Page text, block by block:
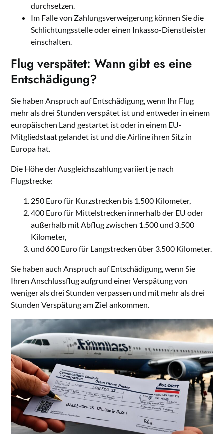
durchsetzen.
Im Falle von Zahlungsverweigerung können Sie die
Schlichtungsstelle oder einen Inkasso-Dienstleister
einschalten.
Flug verspätet: Wann gibt es eine
Entschädigung?
Sie haben Anspruch auf Entschädigung, wenn Ihr Flug
mehr als drei Stunden verspätet ist und entweder in einem
europäischen Land gestartet ist oder in einem EU-
Mitgliedstaat gelandet ist und die Airline ihren Sitz in
Europa hat.
Die Höhe der Ausgleichszahlung variiert je nach
Flugstrecke:
250 Euro für Kurzstrecken bis 1.500 Kilometer,
400 Euro für Mittelstrecken innerhalb der EU oder
außerhalb mit Abflug zwischen 1.500 und 3.500
Kilometer,
und 600 Euro für Langstrecken über 3.500 Kilometer.
Sie haben auch Anspruch auf Entschädigung, wenn Sie
Ihren Anschlussflug aufgrund einer Verspätung von
weniger als drei Stunden verpassen und mit mehr als drei
Stunden Verspätung am Ziel ankommen.